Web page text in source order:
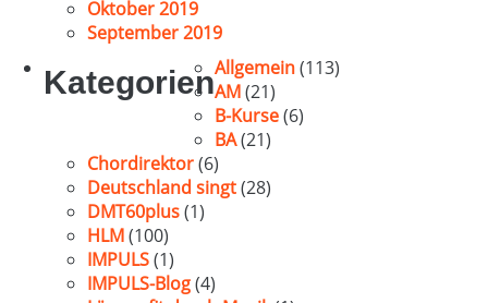
Oktober 2019
September 2019
KategorienAllgemein(113)
AM(21)
B-Kurse(6)
BA(21)
Chordirektor(6)
Deutschland singt(28)
DMT60plus(1)
HLM(100)
IMPULS(1)
IMPULS-Blog(4)